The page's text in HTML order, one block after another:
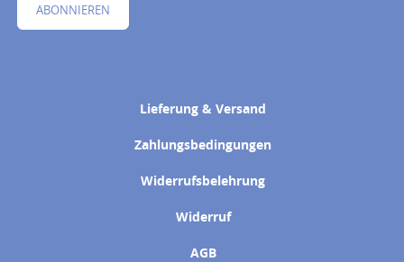
ABONNIEREN
Lieferung & Versand
Zahlungsbedingungen
Widerrufsbelehrung
Widerruf
AGB